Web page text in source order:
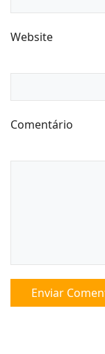
Website
Comentário